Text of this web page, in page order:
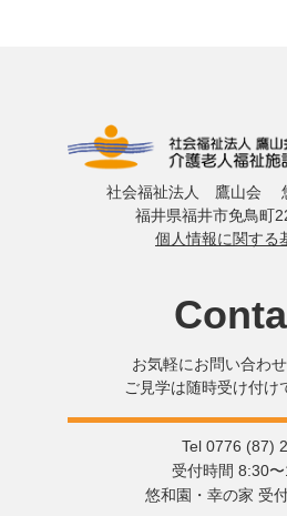
社会福祉法人 鷹山会
福井県福井市免鳥町
個人情報に関する
お気軽にお問い合わせ
ご見学は随時受け付け
Tel 0776 (87)
受付時間 8:30
悠和園・幸の家 受